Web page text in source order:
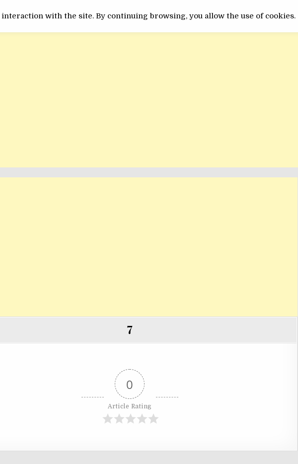
ACTUALITATE INEDIT FUNNY SANATATE
7
0
Article Rating
with the site. By continuing browsing, you allow the use of cookies.